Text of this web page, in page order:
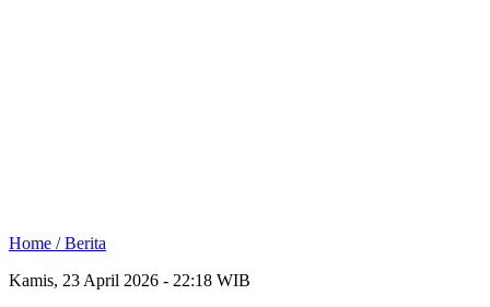
Home /Berita
Kamis, 23 April 2026 - 22:18 WIB